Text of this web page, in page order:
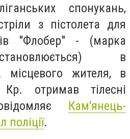
спонукань,
з пістолета для
"Флобер" - (марка
в
місцевого жителя, в
Кр. отримав тілесні
Кам'янець-
поліції.